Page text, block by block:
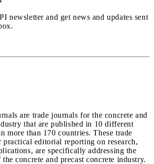
newsletter and get news and updates sent
are trade journals for the concrete and
that are published in 10 different
more than 170 countries. These trade
editorial reporting on research,
are specifically addressing the
concrete and precast concrete industry.